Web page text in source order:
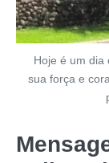
Hoje é um dia
sua força e